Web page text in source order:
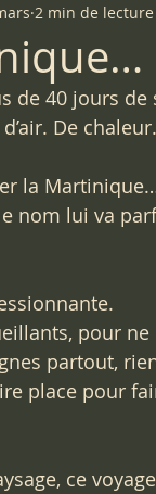
EN TANDEM 2015
2 min de lecture
de 40 jours de
De
la
nom lui va
pour
partout,
place pour
ce